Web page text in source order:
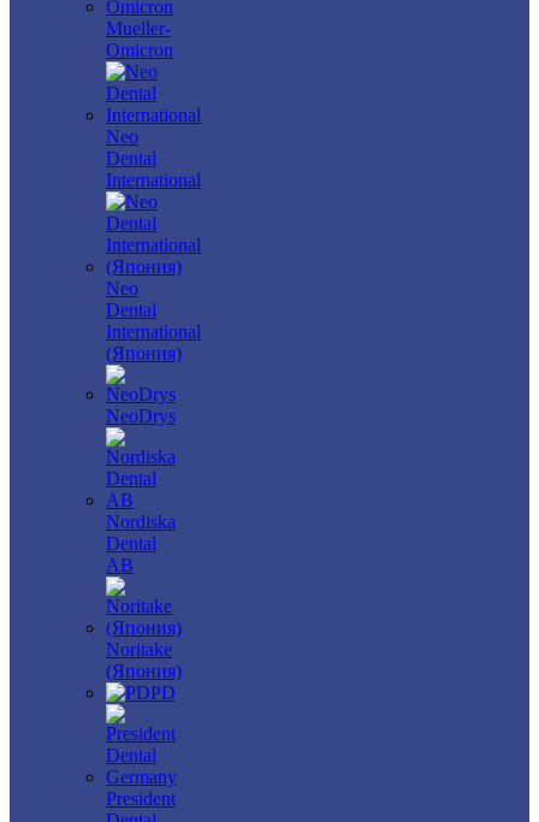
Mueller-
Omicron
Neo
Dental
International
Neo
Dental
International
(Япония)
NeoDrys
Nordiska
Dental
AB
Noritake
(Япония)
PD
President